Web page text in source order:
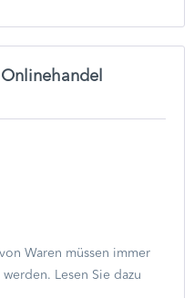
Waren müssen immer
Lesen Sie dazu